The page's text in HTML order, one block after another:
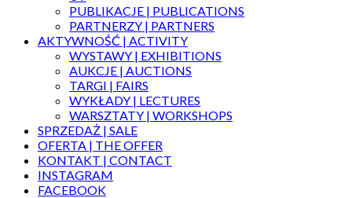
PUBLIKACJE | PUBLICATIONS
PARTNERZY | PARTNERS
AKTYWNOŚĆ | ACTIVITY
WYSTAWY | EXHIBITIONS
AUKCJE | AUCTIONS
TARGI | FAIRS
WYKŁADY | LECTURES
WARSZTATY | WORKSHOPS
SPRZEDAŻ | SALE
OFERTA | THE OFFER
KONTAKT | CONTACT
INSTAGRAM
FACEBOOK